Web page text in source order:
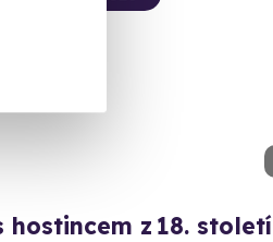
hostincem z 18. století